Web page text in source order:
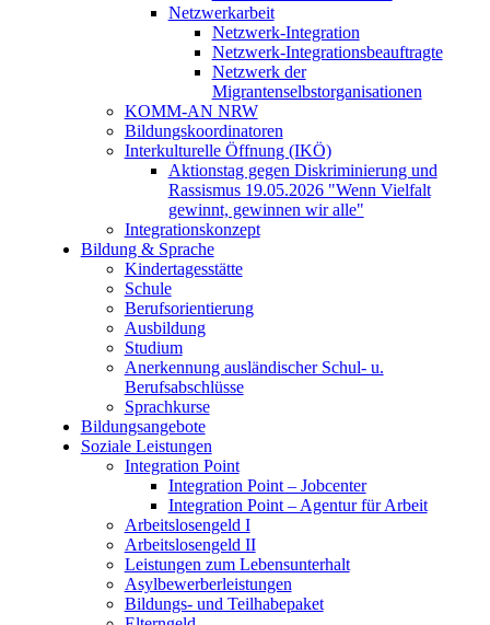
Netzwerkarbeit
Netzwerk-Integration
Netzwerk-Integrationsbeauftragte
Netzwerk der
Migrantenselbstorganisationen
KOMM-AN NRW
Bildungskoordinatoren
Interkulturelle Öffnung (IKÖ)
Aktionstag gegen Diskriminierung und
Rassismus 19.05.2026 "Wenn Vielfalt
gewinnt, gewinnen wir alle"
Integrationskonzept
Bildung & Sprache
Kindertagesstätte
Schule
Berufsorientierung
Ausbildung
Studium
Anerkennung ausländischer Schul- u.
Berufsabschlüsse
Sprachkurse
Bildungsangebote
Soziale Leistungen
Integration Point
Integration Point – Jobcenter
Integration Point – Agentur für Arbeit
Arbeitslosengeld I
Arbeitslosengeld II
Leistungen zum Lebensunterhalt
Asylbewerberleistungen
Bildungs- und Teilhabepaket